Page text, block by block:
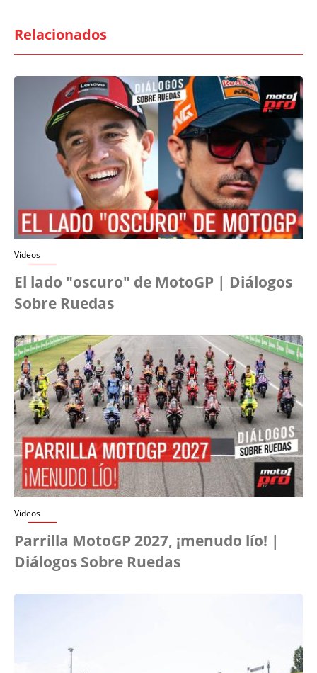
Relacionados
Videos
El lado "oscuro" de MotoGP | Diálogos
Sobre Ruedas
Videos
Parrilla MotoGP 2027, ¡menudo lío! |
Diálogos Sobre Ruedas